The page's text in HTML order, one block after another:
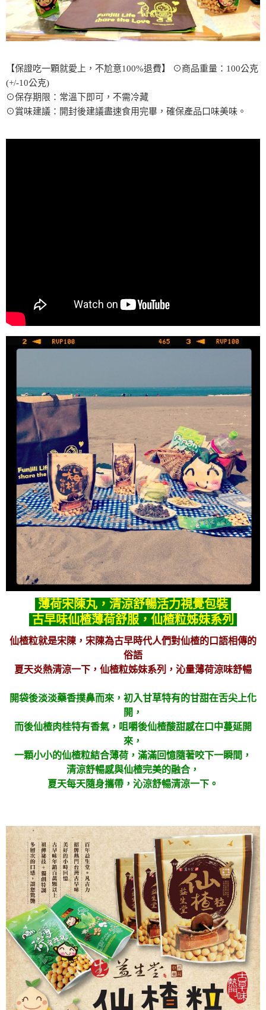
【保證吃一顆就愛上，不尬意100%退費】 ⊙商品重量：100公克
(+/-10公克)
⊙保存期限：常溫下即可，不需冷藏
⊙賞味建議：開封後建議盡速食用完畢，確保產品口味美味。
薄荷宋陳丸，清涼舒暢活力視覺包裝
古早味仙楂薄荷舒服，仙楂粒姊妹系列
仙楂粒就是宋陳，宋陳為古早時代人們對仙楂的口語相傳的
俗語
夏天炎熱清涼一下，仙楂粒姊妹系列，沁量薄荷涼味舒暢
開袋後淡淡藥香撲鼻而來，初入甘草特有的甘甜在舌尖上化
開，
而後仙楂肉桂特有香氣，咀嚼後仙楂酸甜感在口中蔓延開
來，
一顆小小的仙楂粒結合薄荷，滿滿回憶隨著咬下一瞬間，
清涼舒暢感與仙楂完美的融合，
夏天每天隨身攜帶，沁涼舒暢清涼一下。